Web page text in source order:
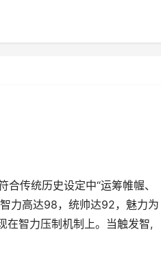
传统历史设定中“运筹帷幄、
力高达98，统帅达92，魅力为
在智力压制机制上。当触发智,